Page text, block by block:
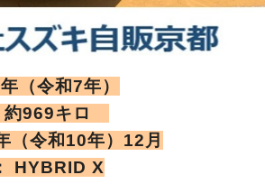
（令和7年）
約969キロ
（令和10年）12月
HYBRID X